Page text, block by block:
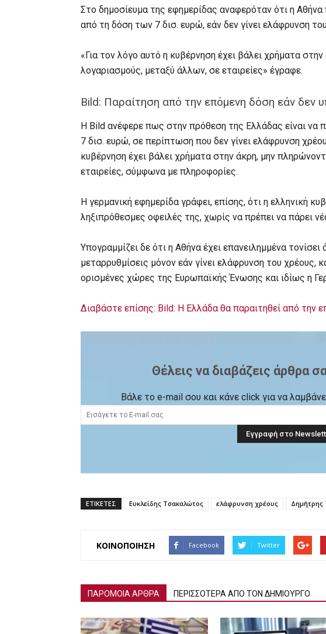
Στο δημοσίευμα της εφημερίδας αναφερόταν ότι η Αθήνα
από τη δόση των 7 δισ. ευρώ, εάν δεν γίνει ελάφρυνση
«Για τον λόγο αυτό η κυβέρνηση έχει βάλει χρήματα
λογαριασμούς, μεταξύ άλλων, σε εταιρείες» έγραφε.
Bild: Παραίτηση από την επόμενη δόση εάν δεν
H Bild ανέφερε πως στην πρόθεση της Ελλάδας είναι να
7 δισ. ευρώ, σε περίπτωση που δεν γίνει ελάφρυνση
κυβέρνηση έχει βάλει χρήματα στην άκρη, μην
εταιρείες, σύμφωνα με πληροφορίες.
Η γερμανική εφημερίδα γράφει, επίσης, ότι η ελληνική
ληξιπρόθεσμες οφειλές της, χωρίς να πρέπει να πάρει
Υπογραμμίζει δε ότι η Αθήνα έχει επανειλημμένα
μεταρρυθμίσεις μόνον εάν γίνει ελάφρυνση του χρέους,
ορισμένες χώρες της Ευρωπαϊκής Ένωσης και ιδίως η
Διαβάστε επίσης: Bild: H Ελλάδα θα παραιτηθεί από την
Θέλεις να διαβάζεις άρθρα
Βάλε το e-mail σου και κάνε click για να
ΕΤΙΚΕΤΕΣ Ευκλείδης Τσακαλώτος ελάφρυνση χρέους Δημήτρης
ΚΟΙΝΟΠΟΙΗΣΗ Facebook Twitter
ΠΑΡΟΜΟΙΑ ΑΡΘΡΑ ΠΕΡΙΣΣΟΤΕΡΑ ΑΠΟ ΤΟΝ ΔΗΜΙΟΥΡΓΟ